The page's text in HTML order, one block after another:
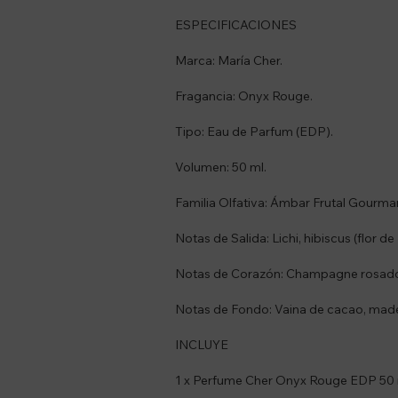
ESPECIFICACIONES
Marca: María Cher.
Fragancia: Onyx Rouge.
Tipo: Eau de Parfum (EDP).
Volumen: 50 ml.
Familia Olfativa: Ámbar Frutal
Notas de Salida: Lichi, hibiscus (flor
Notas de Corazón: Champagne
Notas de Fondo: Vaina de cacao,
INCLUYE
1 x Perfume Cher Onyx Rouge EDP 50